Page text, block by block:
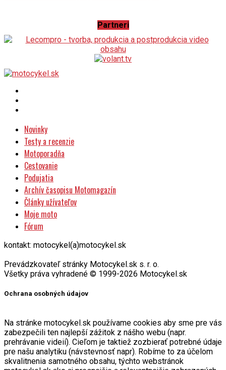
Partneri
Novinky
Testy a recenzie
Motoporadňa
Cestovanie
Podujatia
Archív časopisu Motomagazín
Články užívateľov
Moje moto
Fórum
kontakt: motocykel(a)motocykel.sk
Prevádzkovateľ stránky Motocykel.sk s. r. o.
Všetky práva vyhradené © 1999-2026 Motocykel.sk
Ochrana osobných údajov
Na stránke motocykel.sk používame cookies aby sme pre vás
zabezpečili ten najlepší zážitok z nášho webu (napr.
prehrávanie videií). Cieľom je taktiež zozbierať potrebné údaje
pre našu analytiku (návstevnosť napr). Robíme to za účelom
skvalitnenia samotného obsahu, týchto webstránok